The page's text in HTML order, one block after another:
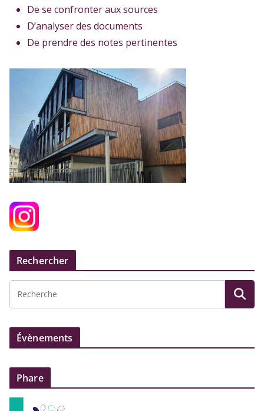
De se confronter aux sources
D’analyser des documents
De prendre des notes pertinentes
Rechercher
Évènements
Phare